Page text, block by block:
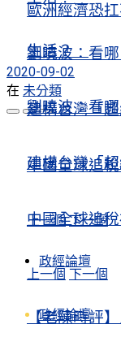
劉曉波：看
建構台灣「
中國全球追
上一個 下一個
政經論壇
【老陳時評
歐洲經濟恐
生活？
劉曉波：看
建構台灣「
中國全球追
上一個 下一個
政經論壇
2020-09-02
在 未分類